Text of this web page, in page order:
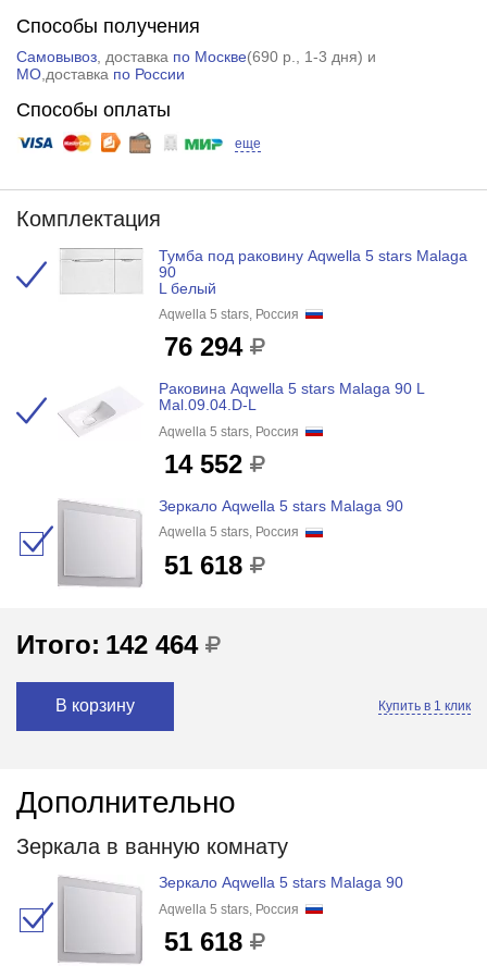
Способы получения
Самовывоз, доставка по Москве(690 р.
, 1-3 дня) и
МО,доставка по России
Способы оплаты
еще
Комплектация
Тумба под раковину Aqwella 5 stars Malaga
90
L белый
Aqwella 5 stars, Россия
76 294
Раковина Aqwella 5 stars Malaga 90 L
Mal.09.04.D-L
Aqwella 5 stars, Россия
14 552
Зеркало Aqwella 5 stars Malaga 90
Aqwella 5 stars, Россия
51 618
Итого: 142 464
В корзину Купить в 1 клик
Дополнительно
Зеркала в ванную комнату
Зеркало Aqwella 5 stars Malaga 90
Aqwella 5 stars, Россия
51 618